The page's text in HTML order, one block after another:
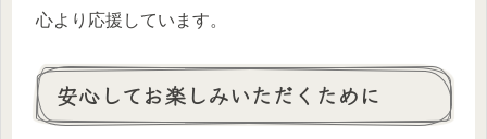
心より応援しています。
安心してお楽しみいただくために